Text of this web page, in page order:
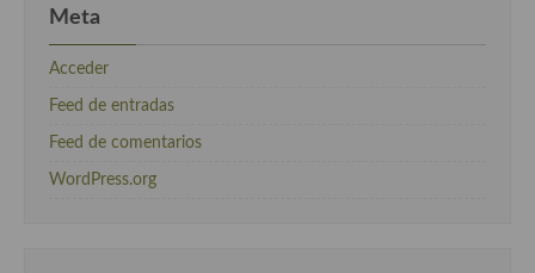
Meta
Acceder
Feed de entradas
Feed de comentarios
WordPress.org